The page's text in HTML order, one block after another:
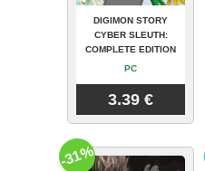
DIGIMON STORY
CYBER SLEUTH:
COMPLETE EDITION
PC
3.39 €
-31%